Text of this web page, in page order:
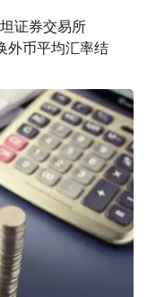
证券交易所
外币平均汇率结